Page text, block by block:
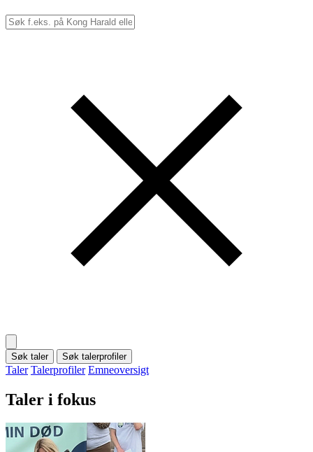
Søk taler Søk talerprofiler
Taler Talerprofiler Emneoversigt
Taler i fokus